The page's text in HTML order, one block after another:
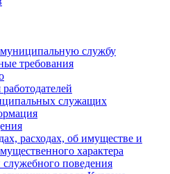
службу
требования
служащих
расходах, об имуществе и
характера
поведения